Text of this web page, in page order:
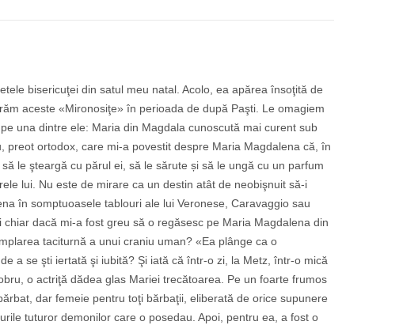
bisericuţei din satul meu natal. Acolo, ea apărea însoţită de
aceste «Mironosiţe» în perioada de după Paşti. Le omagiem
una dintre ele: Maria din Magdala cunoscută mai curent sub
ortodox, care mi-a povestit despre Maria Magdalena că, în
le şteargă cu părul ei, să le sărute și să le ungă cu un parfum
lui. Nu este de mirare ca un destin atât de neobişnuit să-i
în somptuoasele tablouri ale lui Veronese, Caravaggio sau
dacă mi-a fost greu să o regăsesc pe Maria Magdalena din
taciturnă a unui craniu uman? «Ea plânge ca o
a se şti iertată şi iubită? Şi iată că într-o zi, la Metz, într-o mică
o actriţă dădea glas Mariei trecătoarea. Pe un foarte frumos
dar femeie pentru toţi bărbaţii, eliberată de orice supunere
tuturor demonilor care o posedau. Apoi, pentru ea, a fost o